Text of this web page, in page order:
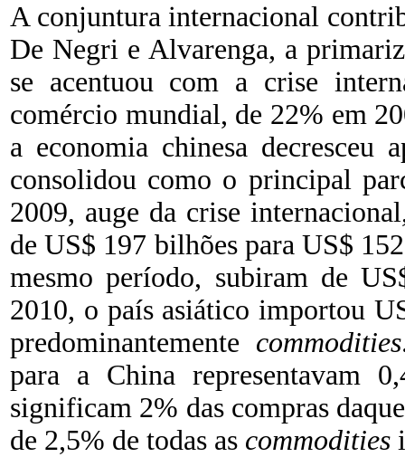
A conjuntura internacional
De Negri e Alvarenga, a
se acentuou com a crise
comércio mundial, de 22% em
a economia chinesa decresceu
consolidou como o principal
2009, auge da crise
de US$ 197 bilhões para US$
mesmo período, subiram de
2010, o país asiático importou
predominantemente commodities
para a China representavam
significam 2% das compras
de 2,5% de todas as commodities